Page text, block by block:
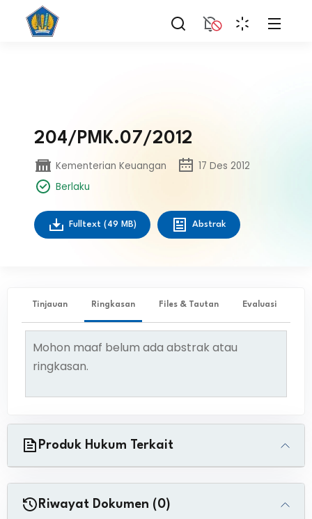
204/PMK.07/2012
Kementerian Keuangan
17 Des 2012
Berlaku
Fulltext (49 MB) Abstrak
Tinjauan Ringkasan Files & Tautan Evaluasi
Mohon maaf belum ada abstrak atau
ringkasan.
Produk Hukum Terkait
Riwayat Dokumen (0)